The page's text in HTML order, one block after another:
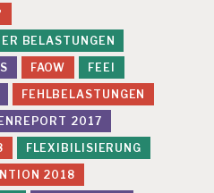
BELASTUNGEN
FAOW
FEEI
FEHLBELASTUNGEN
2017
FLEXIBILISIERUNG
2018